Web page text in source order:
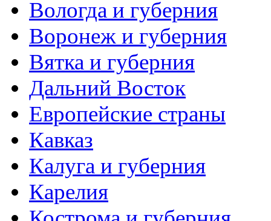
Вологда и губерния
Воронеж и губерния
Вятка и губерния
Дальний Восток
Европейские страны
Кавказ
Калуга и губерния
Карелия